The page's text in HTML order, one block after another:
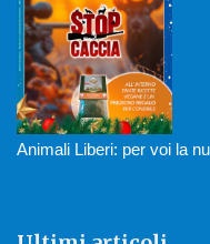
Animali Liberi: per voi la